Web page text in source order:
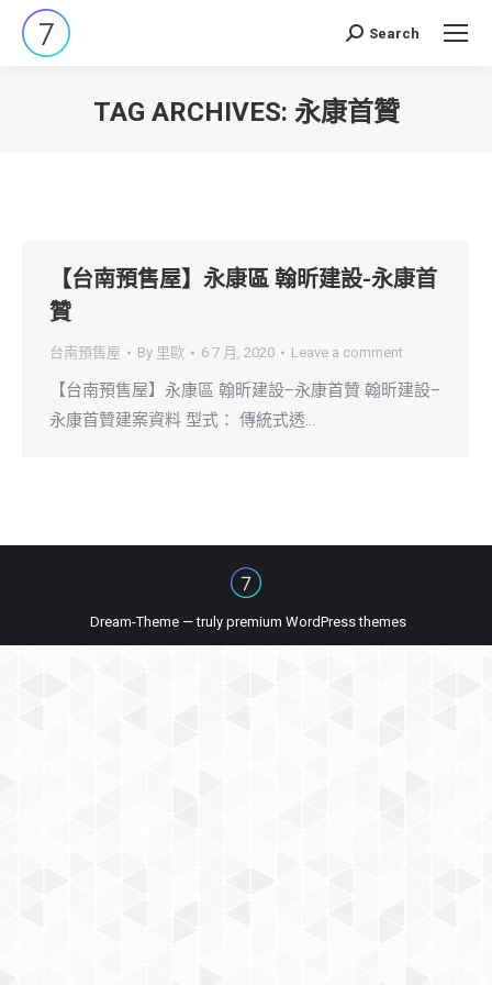
Search:
Search
TAG ARCHIVES: 永康首贊
【台南預售屋】永康區 翰昕建設-永康首
贊
台南預售屋 By 里歐 6 7 月, 2020 Leave a comment
【台南預售屋】永康區 翰昕建設–永康首贊 翰昕建設–
永康首贊建案資料 型式： 傳統式透…
Dream-Theme — truly premium WordPress themes